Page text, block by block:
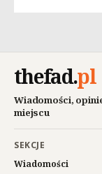
thefad.pl
Wiadomości,
miejscu
SEKCJE
Wiadomości